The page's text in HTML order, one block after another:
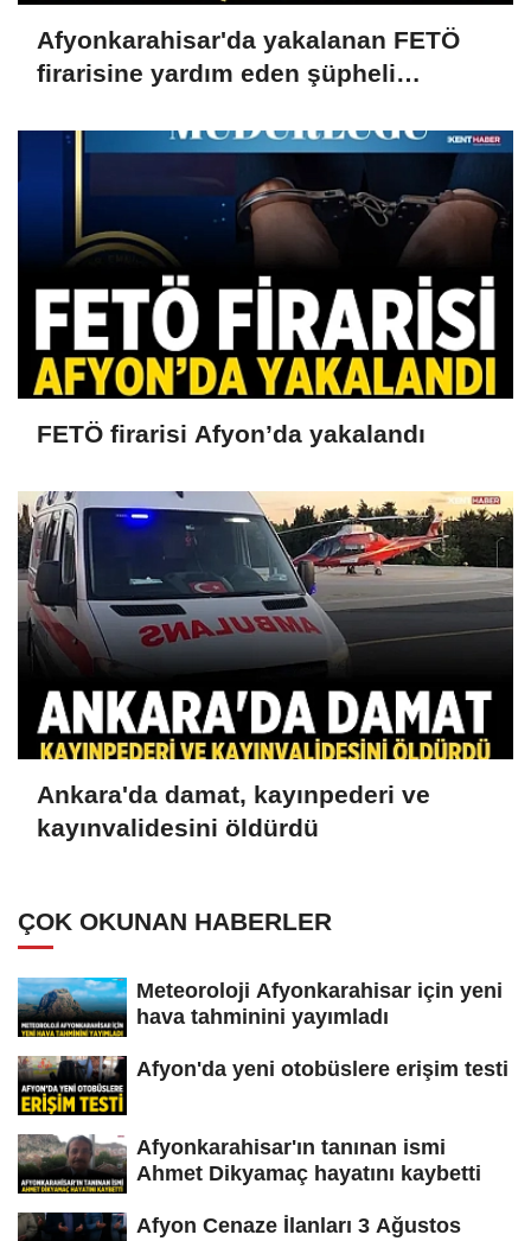
Afyonkarahisar'da yakalanan FETÖ
firarisine yardım eden şüpheli
FETÖ firarisi Afyon’da yakalandı
Ankara'da damat, kayınpederi ve
kayınvalidesini öldürdü
ÇOK OKUNAN HABERLER
Meteoroloji Afyonkarahisar için yeni
hava tahminini yayımladı
Afyon'da yeni otobüslere erişim testi
Afyonkarahisar'ın tanınan ismi
Ahmet Dikyamaç hayatını kaybetti
Afyon Cenaze İlanları 3 Ağustos